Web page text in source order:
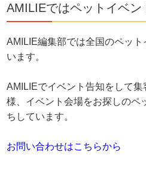
AMILIEではペットイベン
AMILIE編集部では全国のペッ
います。
AMILIEでイベント告知をして
様、イベント会場をお探しのペ
ちしています。
お問い合わせはこちらから